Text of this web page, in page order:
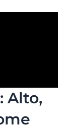
Alto,